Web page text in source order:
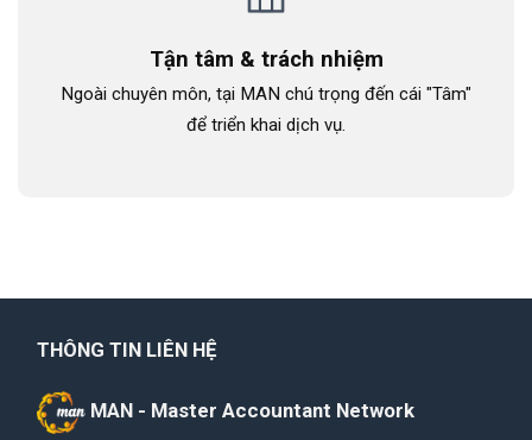
Tận tâm & trách nhiệm
Ngoài chuyên môn, tại MAN chú trọng đến cái "Tâm"
để triển khai dịch vụ.
THÔNG TIN LIÊN HỆ
MAN - Master Accountant Network